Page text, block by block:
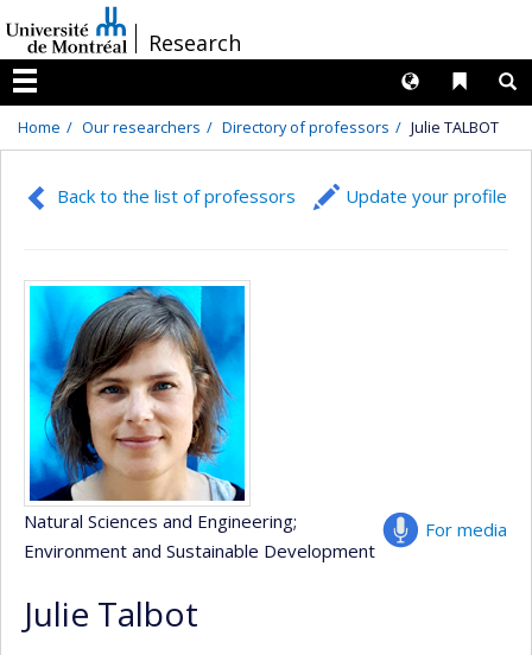
au
contenu
/Research
Menu
Liens
Langues
Home Our researchers Directory of professors Julie TALBOT
Back to the list of professors Update your profile
For media
Natural Sciences and Engineering;
Environment and Sustainable Development
Julie Talbot